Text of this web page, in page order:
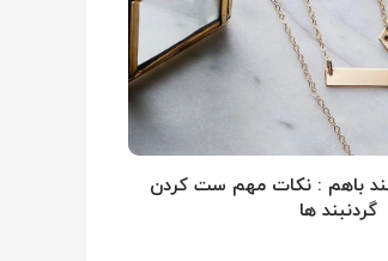
باهم : نکات مهم ست کردن
گردنبند ها